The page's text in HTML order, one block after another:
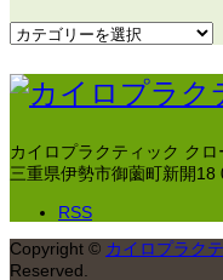
ブ
グ
カイロプラクティック クロ
三重県伊勢市御薗町新開18
RSS
Copyright © カイロプラク
Reserved.